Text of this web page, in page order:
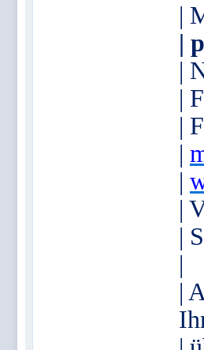
|
|
|
|
|
|
|
|
|
|
|